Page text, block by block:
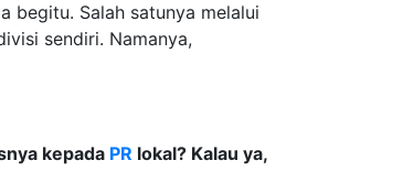
begitu. Salah satunya melalui
sendiri. Namanya,
kepada PR lokal? Kalau ya,